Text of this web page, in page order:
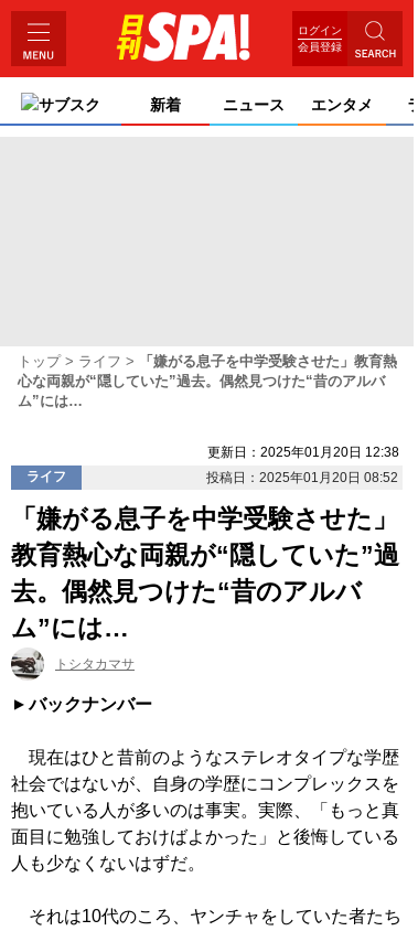
ログイン
会員登録
サブスク 新着 ニュース エンタメ
トップ ライフ
「嫌がる息子を中学受験させた」教育熱
心な両親が“隠していた”過去。偶然見つけた“昔のアルバ
ム”には…
更新日：2025年01月20日 12:38
ライフ
投稿日：2025年01月20日 08:52
「嫌がる息子を中学受験させた」
教育熱心な両親が“隠していた”過
去。偶然見つけた“昔のアルバ
ム”には…
トシタカマサ
バックナンバー
現在はひと昔前のようなステレオタイプな学歴
社会ではないが、自身の学歴にコンプレックスを
抱いている人が多いのは事実。実際、「もっと真
面目に勉強しておけばよかった」と後悔している
人も少なくないはずだ。
それは10代のころ、ヤンチャをしていた者たち